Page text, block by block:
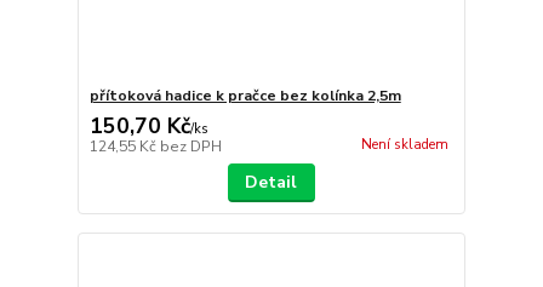
přítoková hadice k pračce bez kolínka 2,5m
150,70 Kč/ks
124,55 Kč bez DPH Není skladem
Detail